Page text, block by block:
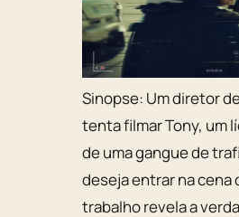
Sinopse: Um diretor
tenta filmar Tony, um
de uma gangue de
deseja entrar na cena
trabalho revela a